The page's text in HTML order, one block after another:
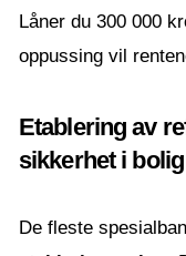
Låner du 300 000
oppussing vil
Etablering av
sikkerhet i bolig
De fleste